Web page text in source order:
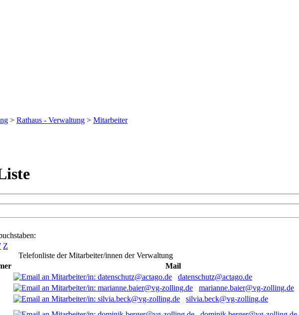
> Rathaus - Verwaltung > Mitarbeiter
Z
Telefonliste der Mitarbeiter/innen der Verwaltung
Mail
datenschutz@actago.de
marianne.baier@vg-zolling.de
silvia.beck@vg-zolling.de